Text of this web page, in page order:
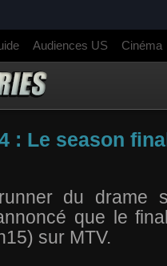
Audiences US Cinéma
: Le season
du drame
que le
sur MTV.